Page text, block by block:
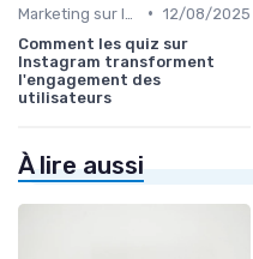
• 12/08/2025
Comment les quiz sur
Instagram transforment
l'engagement des
utilisateurs
À lire aussi